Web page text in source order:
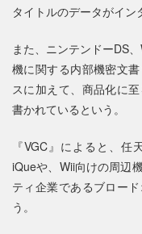
タイトルのデータがイン
また、ニンテンドーDS
機に関する内部機密文
スに加えて、商品化に
書かれているという。
『VGC』によると、
iQueや、Wii向けの周辺
ティ企業であるブロー
う。